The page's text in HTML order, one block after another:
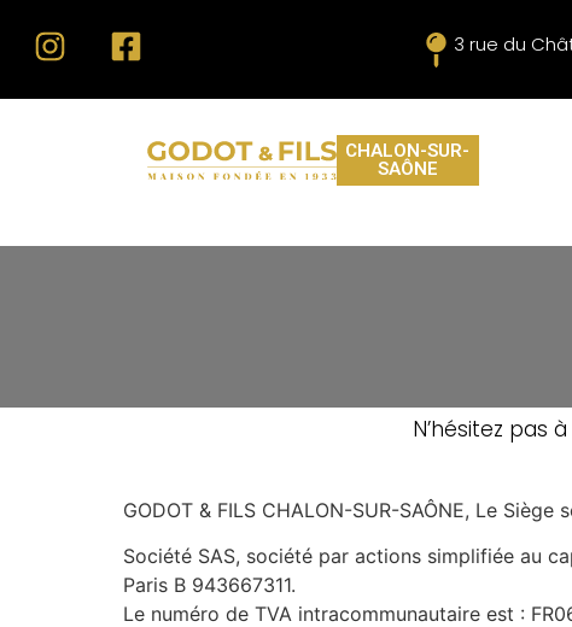
3 rue du
CHALON-SUR-
SAÔNE
N’hésitez pas
GODOT & FILS CHALON-SUR-SAÔNE, Le
Société SAS, société par actions simplifiée au
Paris B 943667311.
Le numéro de TVA intracommunautaire est :